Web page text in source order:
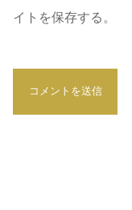
イトを保存する。